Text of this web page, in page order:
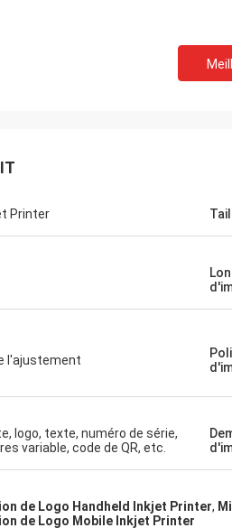
Printer
l'ajustement
logo, texte, numéro de série,
variable, code de QR, etc.
de Logo Handheld Inkjet Printer,
de Logo Mobile Inkjet Printer